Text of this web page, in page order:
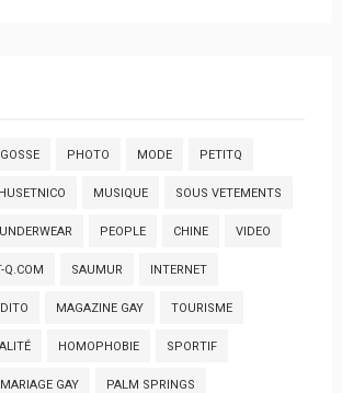
PHOTO MODE PETITQ
MUSIQUE SOUS VETEMENTS
PEOPLE CHINE VIDEO
Q.COM SAUMUR INTERNET
MAGAZINE GAY TOURISME
HOMOPHOBIE SPORTIF
MARIAGE GAY PALM SPRINGS